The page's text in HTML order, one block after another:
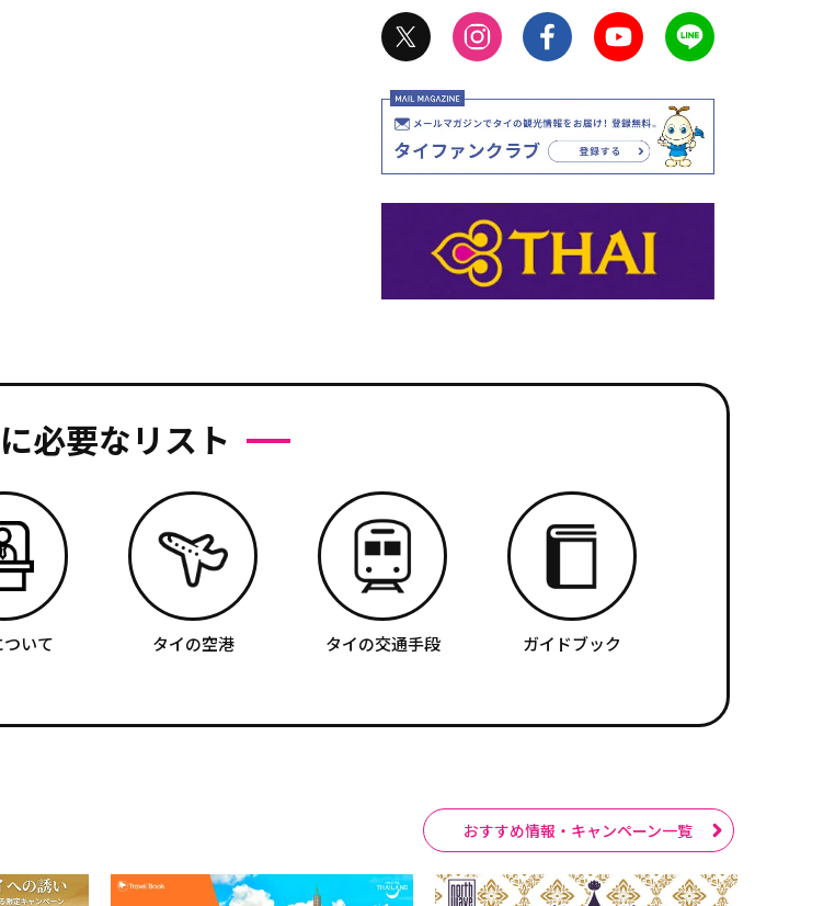
必要なリスト
ついて タイの空港 タイの交通手段 ガイドブック
おすすめ情報・キャンペーン一覧